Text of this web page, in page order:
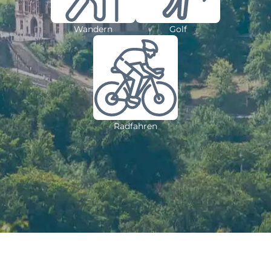
Wandern Golf
Radfahren